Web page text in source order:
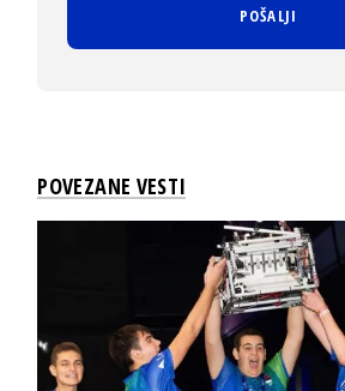
POVEZANE VESTI